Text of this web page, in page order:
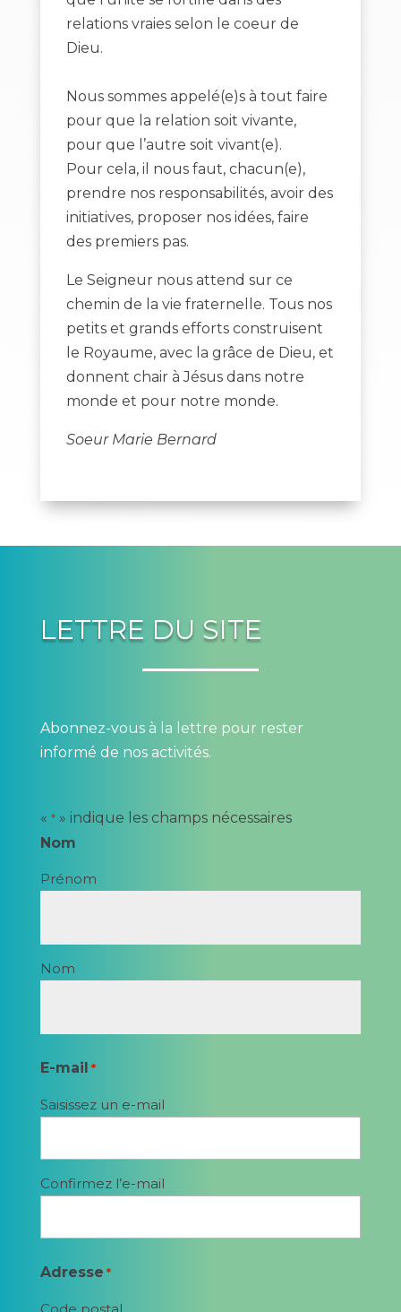
relations vraies selon le coeur de
Dieu.
Nous sommes appelé(e)s à tout faire
pour que la relation soit vivante,
pour que l’autre soit vivant(e).
Pour cela, il nous faut, chacun(e),
prendre nos responsabilités, avoir des
initiatives, proposer nos idées, faire
des premiers pas.
Le Seigneur nous attend sur ce
chemin de la vie fraternelle. Tous nos
petits et grands efforts construisent
le Royaume, avec la grâce de Dieu, et
donnent chair à Jésus dans notre
monde et pour notre monde.
Soeur Marie Bernard
LETTRE DU SITE
Abonnez-vous à la lettre pour rester
informé de nos activités.
« *» indique les champs nécessaires
Nom
Prénom
Nom
E-mail *
Saisissez un e-mail
Confirmez l’e-mail
Adresse *